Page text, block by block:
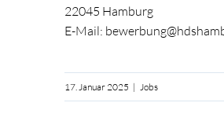
22045 Hamburg
E-Mail:
17. Januar 2025 | Jobs